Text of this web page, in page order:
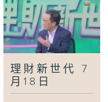
理財新世代 7
月18日